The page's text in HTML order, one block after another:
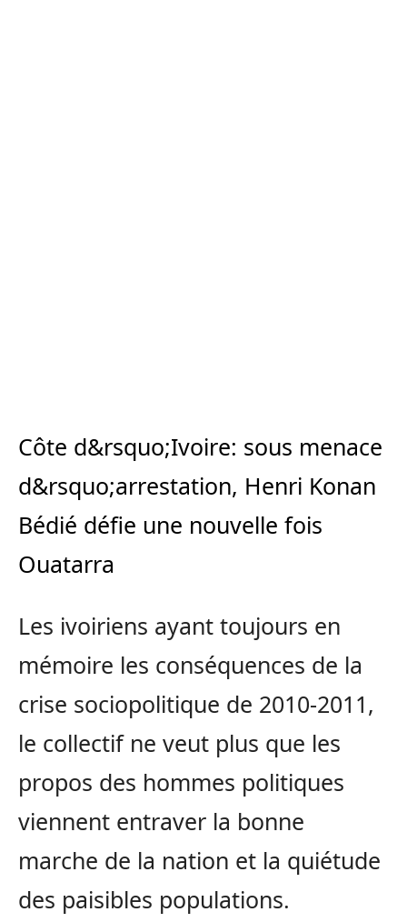
Côte d&rsquo;Ivoire: sous menace
d&rsquo;arrestation, Henri Konan
Bédié défie une nouvelle fois
Ouatarra
Les ivoiriens ayant toujours en
mémoire les conséquences de la
crise sociopolitique de 2010-2011,
le collectif ne veut plus que les
propos des hommes politiques
viennent entraver la bonne
marche de la nation et la quiétude
des paisibles populations.